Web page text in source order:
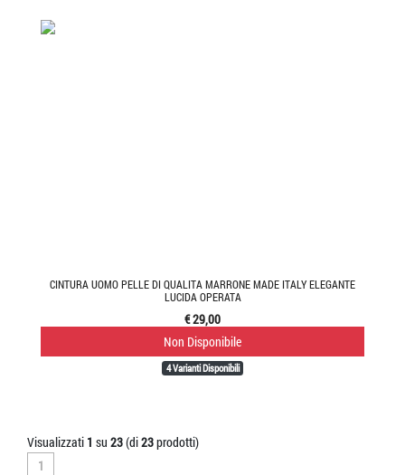
CINTURA UOMO PELLE DI QUALITA MARRONE MADE ITALY ELEGANTE
LUCIDA OPERATA
€ 29,00
Non Disponibile
4 Varianti Disponibili
Visualizzati 1 su 23(di23prodotti)
1